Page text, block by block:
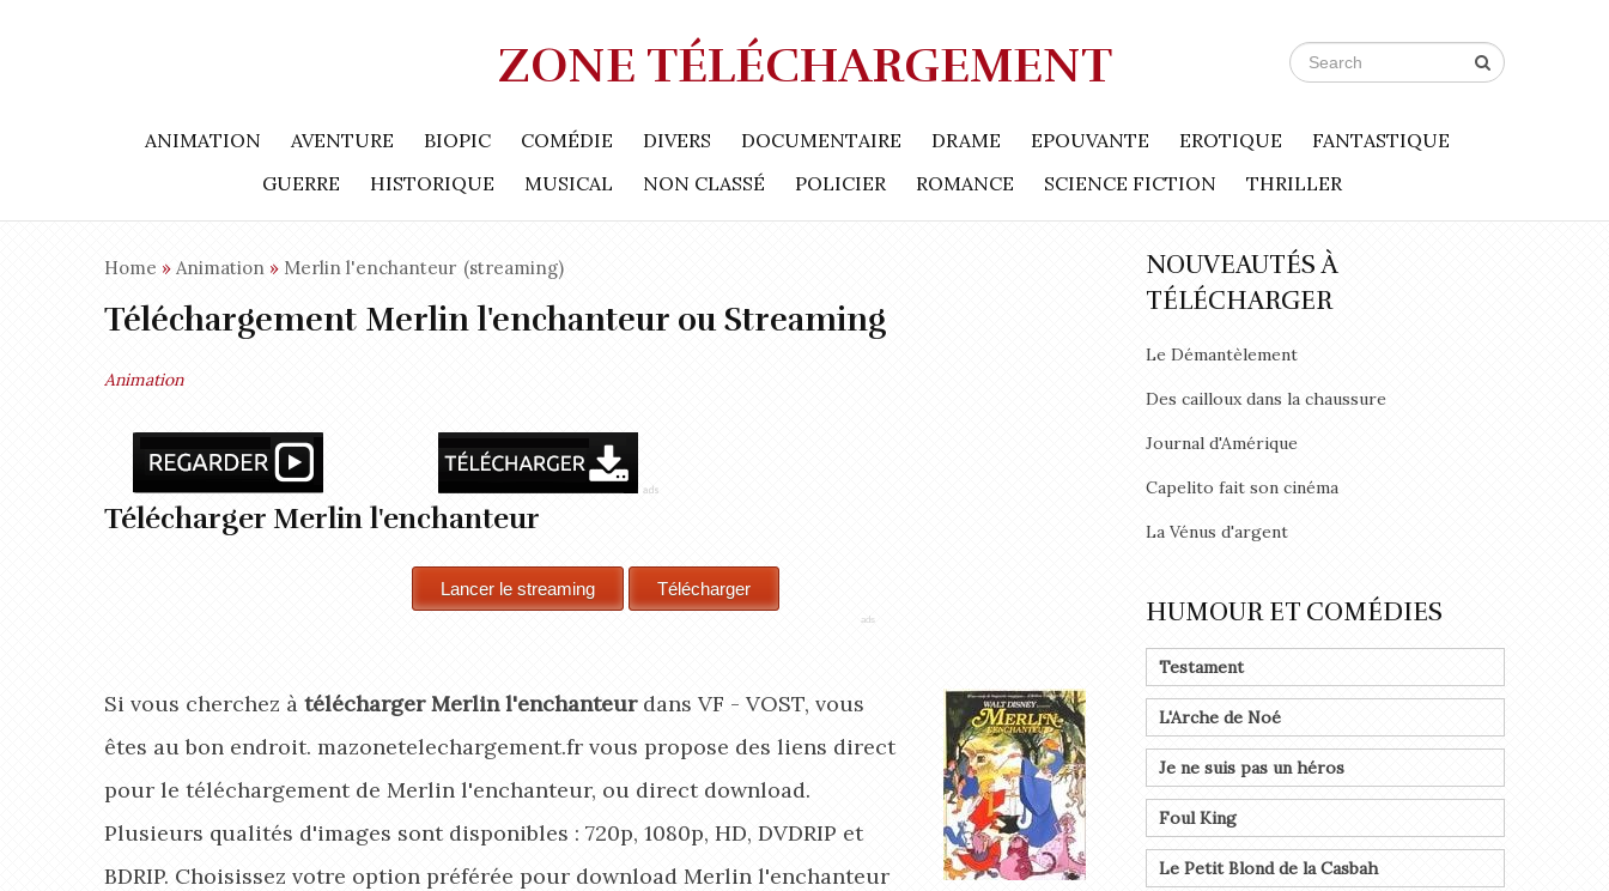
ZONE TÉLÉCHARGEMENT
ANIMATION AVENTURE BIOPIC COMÉDIE DIVERS DOCUMENTAIRE DRAME EPOUVANTE EROTIQUE
FANTASTIQUE
GUERRE
HISTORIQUE MUSICAL NON CLASSÉ POLICIER ROMANCE SCIENCE FICTION THRILLER
Home » Animation » Merlin l'enchanteur (streaming)
Téléchargement Merlin l'enchanteur ou Streaming
Animation
Télécharger Merlin l'enchanteur
Si vous cherchez à télécharger Merlin l'enchanteurdans VF - VOST, vous
êtes au bon endroit. mazonetelechargement.fr vous propose des liens direct
pour le téléchargement de Merlin l'enchanteur, ou direct download.
Plusieurs qualités d'images sont disponibles : 720p, 1080p, HD, DVDRIP et
BDRIP. Choisissez votre option préférée pour download Merlin l'enchanteur
NOUVEAUTÉS À
TÉLÉCHARGER
Le Démantèlement
Des cailloux dans la chaussure
Journal d'Amérique
Capelito fait son cinéma
La Vénus d'argent
HUMOUR ET COMÉDIES
Testament
L'Arche de Noé
Je ne suis pas un héros
Foul King
Le Petit Blond de la Casbah